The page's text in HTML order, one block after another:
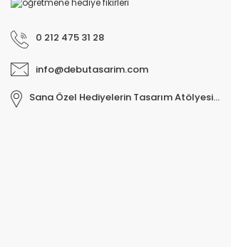
0 212 475 31 28
info@debutasarim.com
Sana Özel Hediyelerin Tasarım Atölyesi...